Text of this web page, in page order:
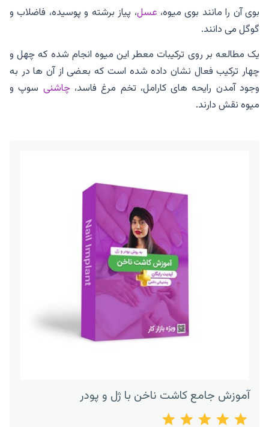
بوی آن را مانند بوی میوه، عسل، پیاز برشته و پوسیده، فاضلاب و
گوگل می دانند.
یک مطالعه بر روی ترکیبات معطر این میوه انجام شده که چهل و
چهار ترکیب فعال نشان داده شده است که بعضی از آن ها در به
وجود آمدن رایحه های کارامل، تخم مرغ فاسد،چاشنی سوپ و
میوه نقش دارند.
آموزش جامع کاشت ناخن با ژل و پودر